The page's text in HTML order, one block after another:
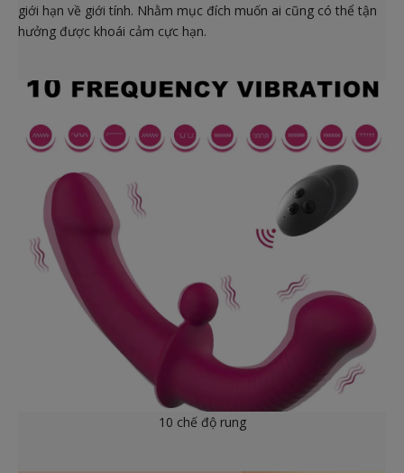
giới hạn về giới tính. Nhằm mục đích muốn ai cũng có thể tận
hưởng được khoái cảm cực hạn.
10 chế độ rung